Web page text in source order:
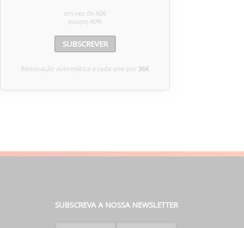
em vez de 60€
poupe40%
SUBSCREVER
Renovação automática a cada ano por36€
SUBSCREVA A NOSSA NEWSLETTER